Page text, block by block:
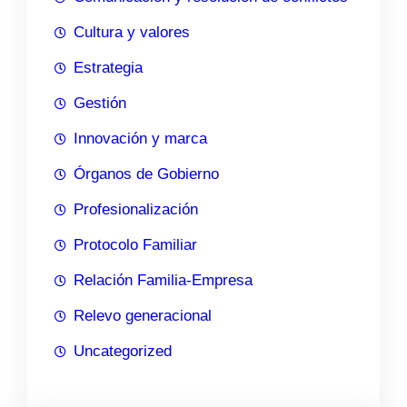
Cultura y valores
Estrategia
Gestión
Innovación y marca
Órganos de Gobierno
Profesionalización
Protocolo Familiar
Relación Familia-Empresa
Relevo generacional
Uncategorized